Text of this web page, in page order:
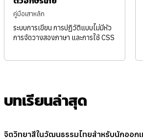
คู่มือเสาหลัก
ระบบการเขียน การปฏิวัติแบบไม่มีหัว
การจัดวางสองภาษา และการใช้ CSS
บทเรียนล่าสุด
จิตวิทยาสีในวัฒนธรรมไทยสำหรับนักออก